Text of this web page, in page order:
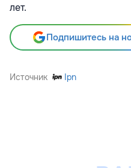
лет.
Подпишитесь на
Источник Ipn